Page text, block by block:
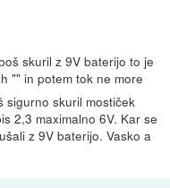
skuril z 9V baterijo to je
"" in potem tok ne more
sigurno skuril mostiček
2,3 maximalno 6V. Kar se
z 9V baterijo. Vasko a